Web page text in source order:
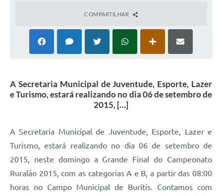
COMPARTILHAR
A Secretaria Municipal de Juventude, Esporte, Lazer
e Turismo, estará realizando no dia 06 de setembro de
2015, […]
A Secretaria Municipal de Juventude, Esporte, Lazer e
Turismo, estará realizando no dia 06 de setembro de
2015, neste domingo a Grande Final do Campeonato
Ruralão 2015, com as categorias A e B, a partir das 08:00
horas no Campo Municipal de Buritis. Contamos com